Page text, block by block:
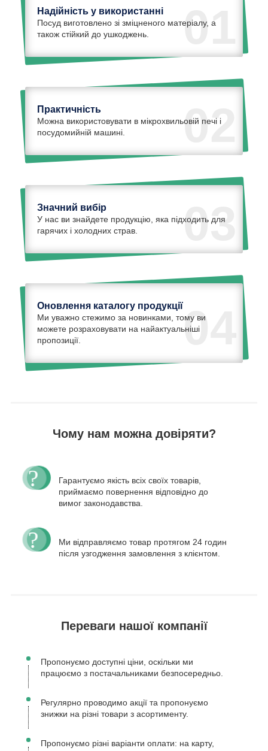
01
Надійність у використанні
Посуд виготовлено зі зміцненого матеріалу, а
також стійкий до ушкоджень.
02
Практичність
Можна використовувати в мікрохвильовій печі і
посудомийній машині.
03
Значний вибір
У нас ви знайдете продукцію, яка підходить для
гарячих і холодних страв.
04
Оновлення каталогу продукції
Ми уважно стежимо за новинками, тому ви
можете розраховувати на найактуальніші
пропозиції.
Чому нам можна довіряти?
Гарантуємо якість всіх своїх товарів,
приймаємо повернення відповідно до
вимог законодавства.
Ми відправляємо товар протягом 24 годин
після узгодження замовлення з клієнтом.
Переваги нашої компанії
Пропонуємо доступні ціни, оскільки ми
працюємо з постачальниками безпосередньо.
Регулярно проводимо акції та пропонуємо
знижки на різні товари з асортименту.
Пропонуємо різні варіанти оплати: на карту,